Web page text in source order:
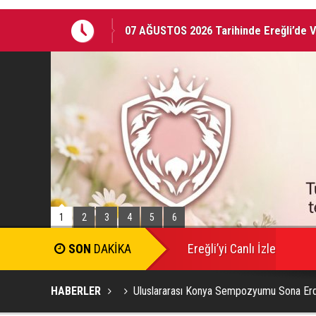
EREĞLİ'DE GÜNDEMİ SARSAN İSTİFA
1 2 3 4 5 6
Ereğli’yi Canlı İzle
HABERLER Uluslararası Konya Sempozyumu Sona